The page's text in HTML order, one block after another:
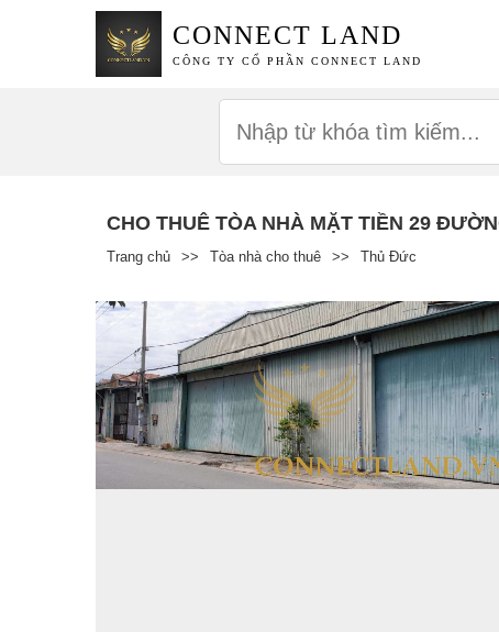
CONNECT LAND
CÔNG TY CỔ PHẦN CONNECT LAND
CHO THUÊ TÒA NHÀ MẶT TIỀN 29
Trang chủ >> Tòa nhà cho thuê >> Thủ Đức